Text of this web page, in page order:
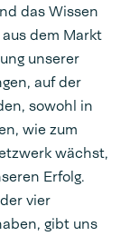
das Wissen
dem Markt
unserer
auf der
sowohl in
wie zum
wächst,
Erfolg.
vier
gibt uns